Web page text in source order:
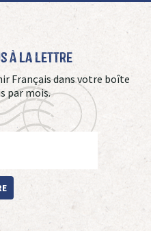
à La Lettre
Français dans votre boîte
par mois.